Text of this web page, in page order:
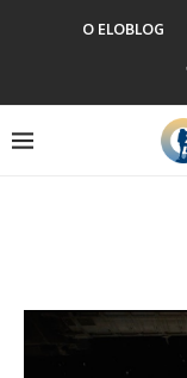
O ELOBLOG